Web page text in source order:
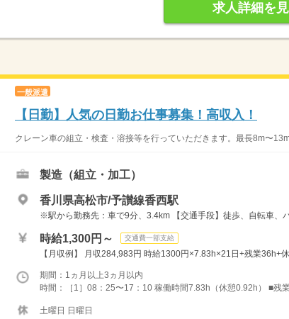
求人詳細を
一般派遣
【日勤】人気の日勤お仕事募集！高収入！
クレーン車の組立・検査・溶接等を行っていただきます。最長8m〜
製造（組立・加工）
香川県高松市/予讃線香西駅
※駅から勤務先：車で9分、3.4km 【交通手段】徒歩、自転車、
時給1,300円～ 交通費一部支給
【月収例】 月収284,983円 時給1300円×7.83h×21日+残業36h+
期間：1ヵ月以上3ヵ月以内
時間：［1］08：25〜17：10 稼働時間7.83h（休憩0.92h） ■残
土曜日 日曜日